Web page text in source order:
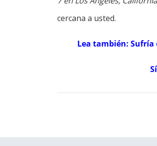
cercana a usted.
Lea también: Sufría